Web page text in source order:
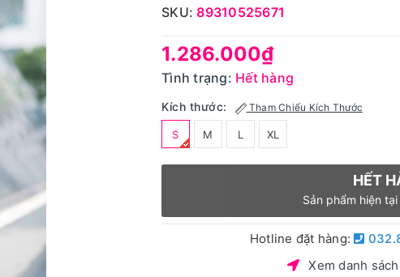
SKU:89310525671
1.286.000₫
Tình trạng: Hết hàng
Kích thước: Tham Chiếu Kích Thước
S M L XL
HẾT
Sản phẩm hiện
Hotline đặt hàng:
Xem danh